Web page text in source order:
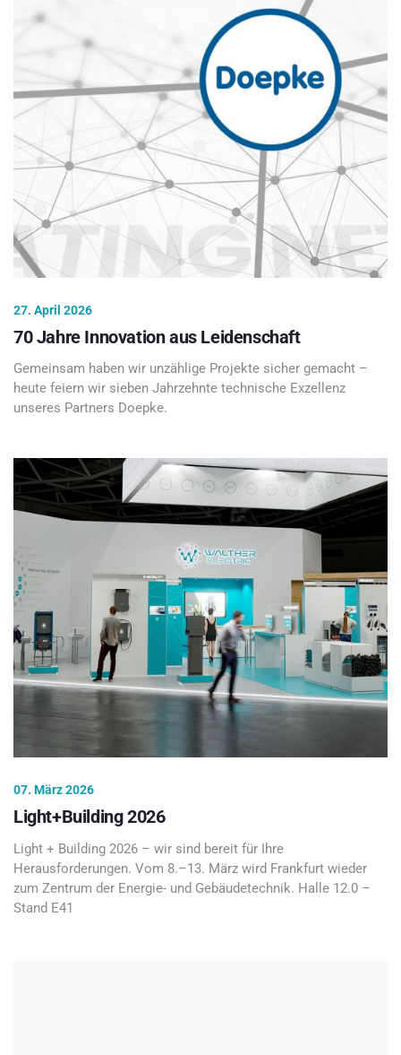
27. April 2026
70 Jahre Innovation aus Leidenschaft
Gemeinsam haben wir unzählige Projekte sicher gemacht –
heute feiern wir sieben Jahrzehnte technische Exzellenz
unseres Partners Doepke.
07. März 2026
Light+Building 2026
Light + Building 2026 – wir sind bereit für Ihre
Herausforderungen. Vom 8.–13. März wird Frankfurt wieder
zum Zentrum der Energie- und Gebäudetechnik. Halle 12.0 –
Stand E41